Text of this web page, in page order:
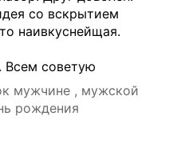
со вскрытием
наивкуснейщая.
Всем советую
мужчине , мужской
рождения